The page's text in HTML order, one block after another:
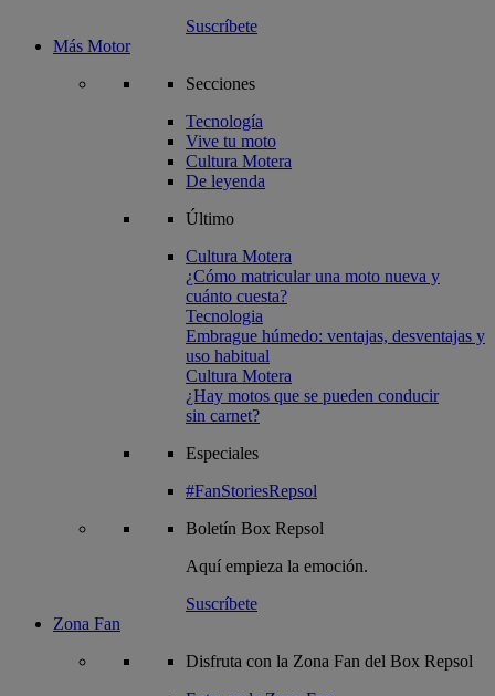
Suscríbete
Más Motor
Secciones
Tecnología
Vive tu moto
Cultura Motera
De leyenda
Último
Cultura Motera
¿Cómo matricular una moto nueva y
cuánto cuesta?
Tecnologia
Embrague húmedo: ventajas, desventajas y
uso habitual
Cultura Motera
¿Hay motos que se pueden conducir
sin carnet?
Especiales
#FanStoriesRepsol
Boletín Box Repsol
Aquí empieza la emoción.
Suscríbete
Zona Fan
Disfruta con la Zona Fan del Box Repsol